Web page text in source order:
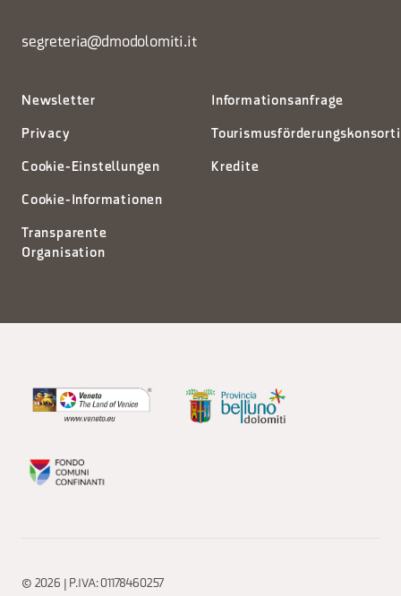
segreteria@dmodolomiti.it
Newsletter
Privacy
Cookie-Einstellungen
Cookie-Informationen
Transparente
Organisation
Informationsanfrage
Kredite
© 2026 | P.IVA: 01178460257